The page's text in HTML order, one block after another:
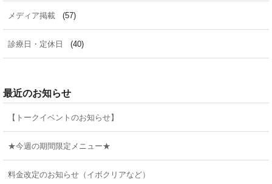
メディア掲載 (57)
診療日・定休日 (40)
最近のお知らせ
【トークイベントのお知らせ】
★今週の期間限定メニュー★
料金改定のお知らせ（イボクリアなど）